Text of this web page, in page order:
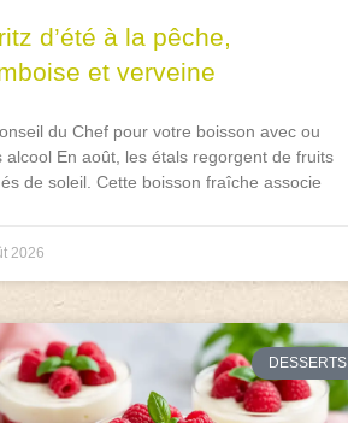
d’été à la pêche,
et verveine
du Chef pour votre boisson avec ou
alcool En août, les étals regorgent de fruits
de soleil. Cette boisson fraîche associe
2026
DESSERTS